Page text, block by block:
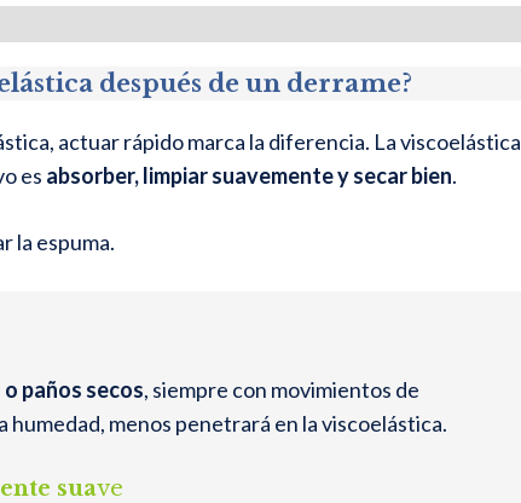
después de un derrame?
actuar rápido marca la diferencia. La viscoelástica
es absorber, limpiar suavemente y secar bien.
la espuma.
paños secos, siempre con movimientos de
menos penetrará en la viscoelástica.
suave